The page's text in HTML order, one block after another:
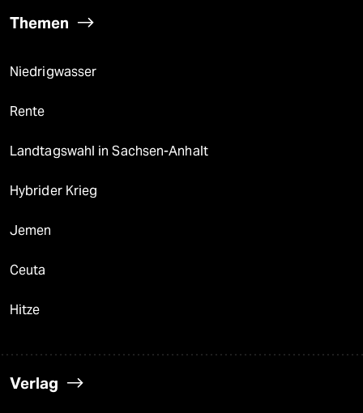
Themen
Niedrigwasser
Rente
Landtagswahl in Sachsen-Anhalt
Hybrider Krieg
Jemen
Ceuta
Hitze
Verlag